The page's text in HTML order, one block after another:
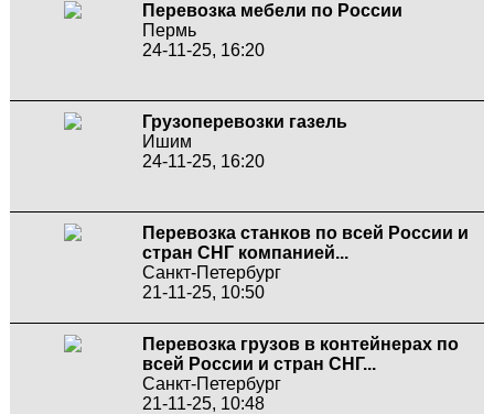
Перевозка мебели по России
Пермь
24-11-25, 16:20
Грузоперевозки газель
Ишим
24-11-25, 16:20
Перевозка станков по всей России и
стран СНГ компанией...
Санкт-Петербург
21-11-25, 10:50
Перевозка грузов в контейнерах по
всей России и стран СНГ...
Санкт-Петербург
21-11-25, 10:48